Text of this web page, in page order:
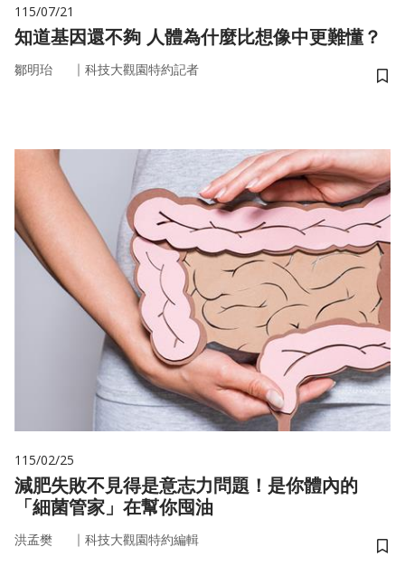
115/07/21
知道基因還不夠 人體為什麼比想像中更難懂？
鄒明珆 ｜ 科技大觀園特約記者
儲
115/02/25
減肥失敗不見得是意志力問題！是你體內的
「細菌管家」在幫你囤油
洪孟樊 ｜ 科技大觀園特約編輯
儲